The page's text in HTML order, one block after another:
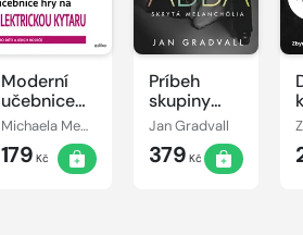
Moderní
učebnice
hry na
elektrickou
kytaru
Michaela Medek
179 Kč
Príbeh
skupiny
ABBA:
melanchólia
Jan Gradvall
379 Kč